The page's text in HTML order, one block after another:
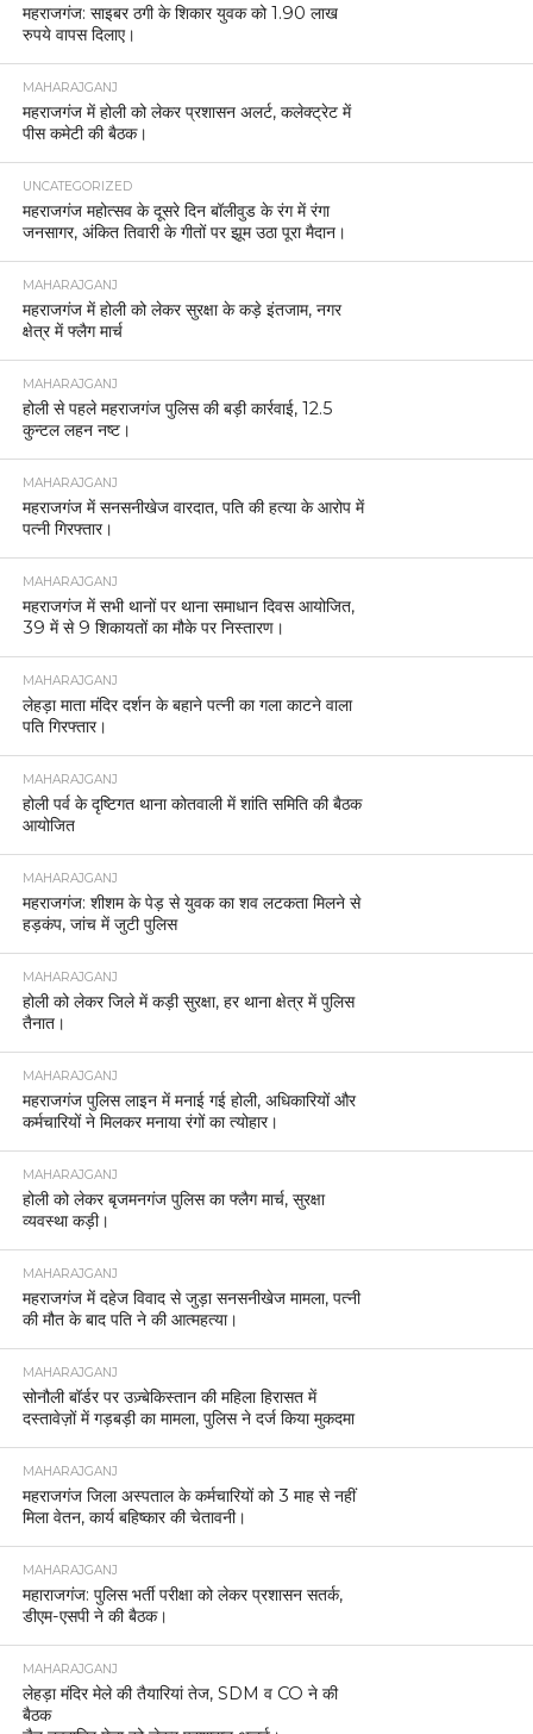
महराजगंज: साइबर ठगी के शिकार युवक को 1.90 लाख
रुपये वापस दिलाए।
MAHARAJGANJ
महराजगंज में होली को लेकर प्रशासन अलर्ट, कलेक्ट्रेट में
पीस कमेटी की बैठक।
UNCATEGORIZED
महराजगंज महोत्सव के दूसरे दिन बॉलीवुड के रंग में रंगा
जनसागर, अंकित तिवारी के गीतों पर झूम उठा पूरा मैदान।
MAHARAJGANJ
महराजगंज में होली को लेकर सुरक्षा के कड़े इंतजाम, नगर
क्षेत्र में फ्लैग मार्च
MAHARAJGANJ
होली से पहले महराजगंज पुलिस की बड़ी कार्रवाई, 12.5
कुन्टल लहन नष्ट।
MAHARAJGANJ
महराजगंज में सनसनीखेज वारदात, पति की हत्या के आरोप में
पत्नी गिरफ्तार।
MAHARAJGANJ
महराजगंज में सभी थानों पर थाना समाधान दिवस आयोजित,
39 में से 9 शिकायतों का मौके पर निस्तारण।
MAHARAJGANJ
लेहड़ा माता मंदिर दर्शन के बहाने पत्नी का गला काटने वाला
पति गिरफ्तार।
MAHARAJGANJ
होली पर्व के दृष्टिगत थाना कोतवाली में शांति समिति की बैठक
आयोजित
MAHARAJGANJ
महराजगंज: शीशम के पेड़ से युवक का शव लटकता मिलने से
हड़कंप, जांच में जुटी पुलिस
MAHARAJGANJ
होली को लेकर जिले में कड़ी सुरक्षा, हर थाना क्षेत्र में पुलिस
तैनात।
MAHARAJGANJ
महराजगंज पुलिस लाइन में मनाई गई होली, अधिकारियों और
कर्मचारियों ने मिलकर मनाया रंगों का त्योहार।
MAHARAJGANJ
होली को लेकर बृजमनगंज पुलिस का फ्लैग मार्च, सुरक्षा
व्यवस्था कड़ी।
MAHARAJGANJ
महराजगंज में दहेज विवाद से जुड़ा सनसनीखेज मामला, पत्नी
की मौत के बाद पति ने की आत्महत्या।
MAHARAJGANJ
सोनौली बॉर्डर पर उज़्बेकिस्तान की महिला हिरासत में
दस्तावेज़ों में गड़बड़ी का मामला, पुलिस ने दर्ज किया मुकदमा
MAHARAJGANJ
महराजगंज जिला अस्पताल के कर्मचारियों को 3 माह से नहीं
मिला वेतन, कार्य बहिष्कार की चेतावनी।
MAHARAJGANJ
महाराजगंज: पुलिस भर्ती परीक्षा को लेकर प्रशासन सतर्क,
डीएम-एसपी ने की बैठक।
MAHARAJGANJ
लेहड़ा मंदिर मेले की तैयारियां तेज, SDM व CO ने की
बैठक